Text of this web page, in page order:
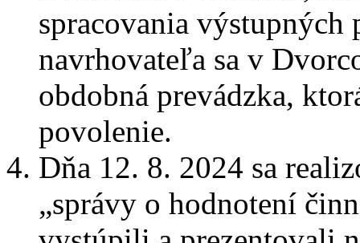
spracovania
navrhovateľa sa v
obdobná prevádzka,
povolenie.
Dňa 12. 8. 2024 sa
„správy o hodnotení